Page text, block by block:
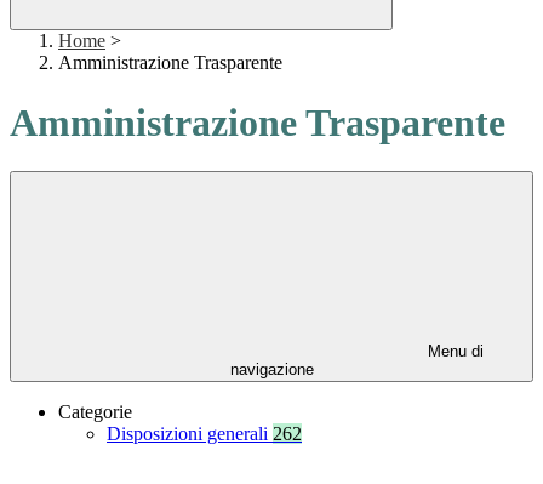
Home >
Amministrazione Trasparente
Amministrazione Trasparente
Menu di
navigazione
Categorie
Disposizioni generali 262